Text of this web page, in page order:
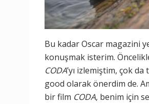
Bu kadar Oscar magazini
konuşmak isterim.
CODA’yı izlemiştim, çok
good olarak önerdim de.
bir film CODA, benim için